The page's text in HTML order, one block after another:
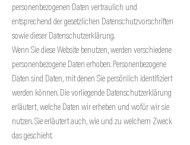
personenbezogenen Daten vertraulich und
entsprechend der gesetzlichen Datenschutzvorschriften
sowie dieser Datenschutzerklärung.
Wenn Sie diese Website benutzen, werden verschiedene
personenbezogene Daten erhoben. Personenbezogene
Daten sind Daten, mit denen Sie persönlich identifiziert
werden können. Die vorliegende Datenschutzerklärung
erläutert, welche Daten wir erheben und wofür wir sie
nutzen. Sie erläutert auch, wie und zu welchem Zweck
das geschieht.